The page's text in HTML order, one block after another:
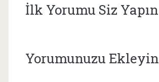
İlk Yorumu Siz Yapın
Yorumunuzu Ekleyin